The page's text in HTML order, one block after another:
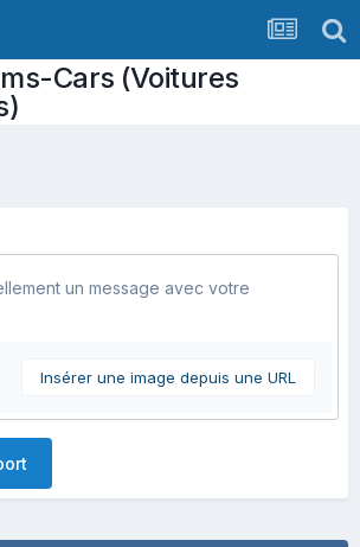
Cars (Voitures
un message avec votre
Insérer une image depuis une URL